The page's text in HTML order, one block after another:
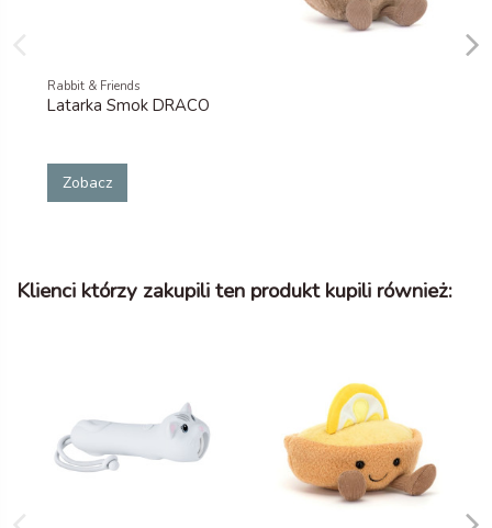
Rabbit & Friends
Latarka Smok DRACO
Zobacz
Klienci którzy zakupili ten produkt kupili również: